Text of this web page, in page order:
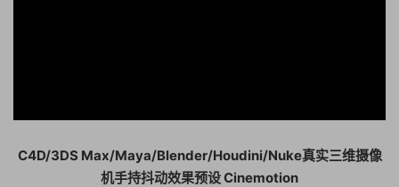
C4D/3DS Max/Maya/Blender/Houdini/Nuke真实三维摄像
机手持抖动效果预设 Cinemotion